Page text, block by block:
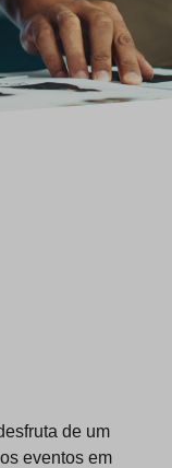
de um
eventos em